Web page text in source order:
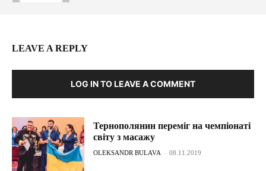
LEAVE A REPLY
LOG IN TO LEAVE A COMMENT
Тернополянин переміг на чемпіонаті
світу з масажу
OLEKSANDR BULAVA - 08.11.2019